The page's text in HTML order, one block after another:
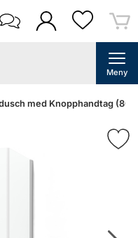
Meny
med Knopphandtag